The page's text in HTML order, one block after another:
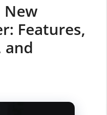
New
Features,
and